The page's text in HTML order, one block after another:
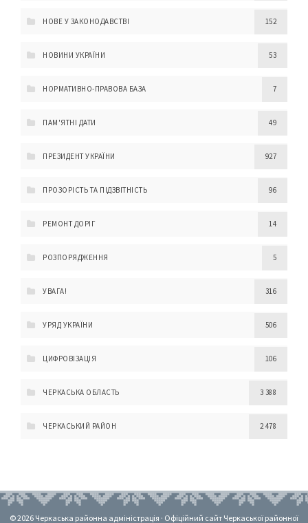
НОВЕ У ЗАКОНОДАВСТВІ 152
НОВИНИ УКРАЇНИ 53
НОРМАТИВНО-ПРАВОВА БАЗА 7
ПАМ'ЯТНІ ДАТИ 49
ПРЕЗИДЕНТ УКРАЇНИ 927
ПРОЗОРІСТЬ ТА ПІДЗВІТНІСТЬ 96
РЕМОНТ ДОРІГ 14
РОЗПОРЯДЖЕННЯ 5
УВАГА! 316
УРЯД УКРАЇНИ 506
ЦИФРОВІЗАЦІЯ 106
ЧЕРКАСЬКА ОБЛАСТЬ 3 388
ЧЕРКАСЬКИЙ РАЙОН 2 478
© 2026 Черкаська районна адміністрація · Офіційний сайт Черкаської районної